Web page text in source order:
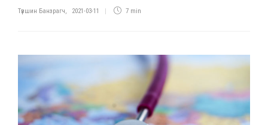
Түвшин Банзрагч, 2021-03-11 7 min